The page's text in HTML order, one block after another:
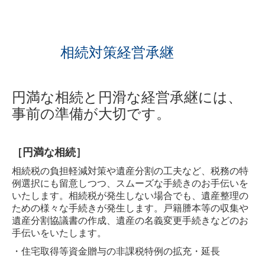
相続対策経営承継
円満な相続と円滑な経営承継には、
事前の準備が大切です。
［円満な相続］
相続税の負担軽減対策や遺産分割の工夫など、税務の特
例選択にも留意しつつ、スムーズな手続きのお手伝いを
いたします。相続税が発生しない場合でも、遺産整理の
ための様々な手続きが発生します。戸籍謄本等の収集や
遺産分割協議書の作成、遺産の名義変更手続きなどのお
手伝いをいたします。
・住宅取得等資金贈与の非課税特例の拡充・延長